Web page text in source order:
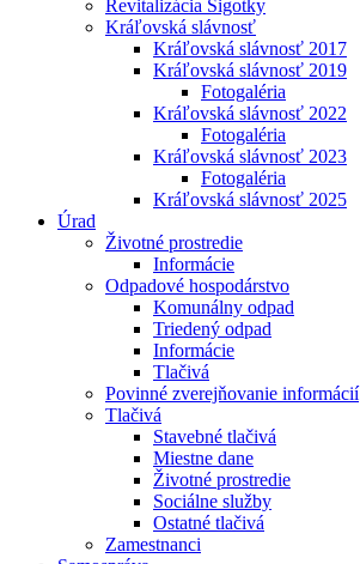
Revitalizácia Sigotky
Kráľovská slávnosť
Kráľovská slávnosť 2017
Kráľovská slávnosť 2019
Fotogaléria
Kráľovská slávnosť 2022
Fotogaléria
Kráľovská slávnosť 2023
Fotogaléria
Kráľovská slávnosť 2025
Úrad
Životné prostredie
Informácie
Odpadové hospodárstvo
Komunálny odpad
Triedený odpad
Informácie
Tlačivá
Povinné zverejňovanie informácií
Tlačivá
Stavebné tlačivá
Miestne dane
Životné prostredie
Sociálne služby
Ostatné tlačivá
Zamestnanci